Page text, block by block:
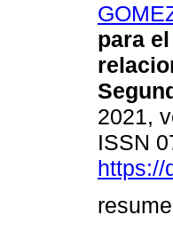
para
2021,
ISSN
https://